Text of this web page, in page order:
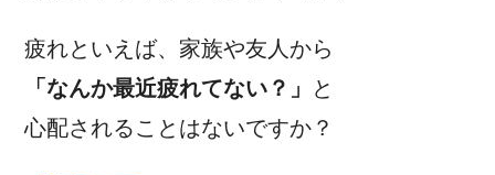
疲れといえば、家族や友人から
「なんか最近疲れてない？」
と
心配されることはないですか？